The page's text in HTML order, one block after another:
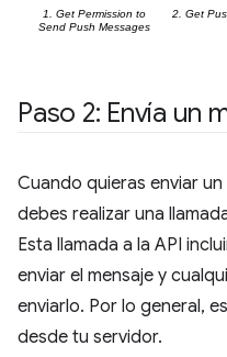
Paso 2: Envía un
Cuando quieras enviar
debes realizar una
Esta llamada a la API
enviar el mensaje y
enviarlo. Por lo general,
desde tu servidor.